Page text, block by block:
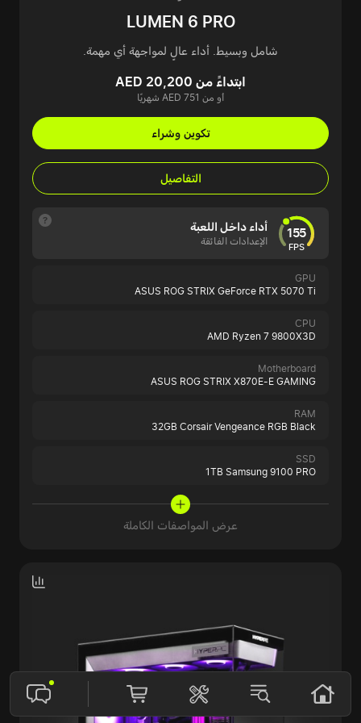
LUMEN 6 PRO
شامل وبسيط. أداء عالٍ لمواجهة أي مهمة.
ابتداءً من AED 20,200
أو من AED 751 شهريًا
تكوين وشراء
التفاصيل
155
FPS
أداء داخل اللعبة
الإعدادات الفائقة
GPU
ASUS ROG STRIX GeForce RTX 5070 Ti
CPU
AMD Ryzen 7 9800X3D
Motherboard
ASUS ROG STRIX X870E-E GAMING
RAM
32GB Corsair Vengeance RGB Black
SSD
1TB Samsung 9100 PRO
عرض المواصفات الكاملة